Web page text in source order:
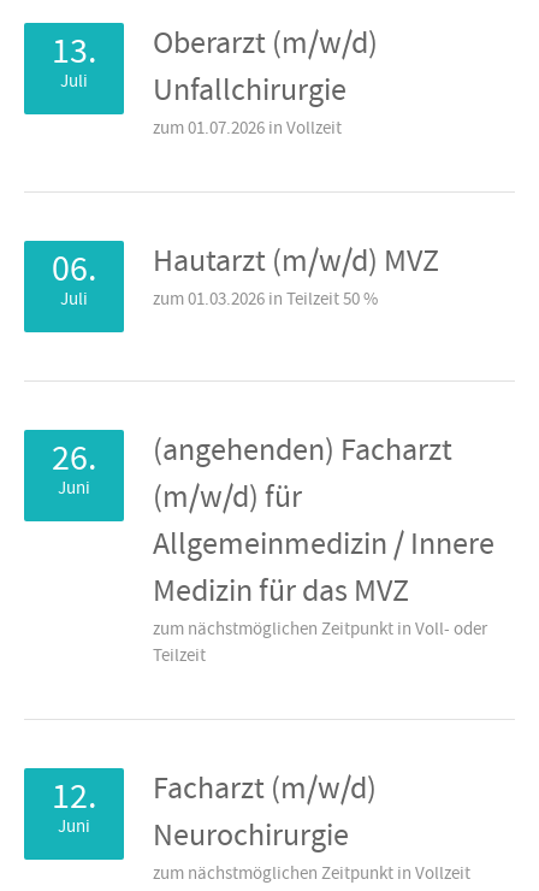
13.
Juli
Oberarzt (m/w/d)
Unfallchirurgie
zum 01.07.2026 in Vollzeit
06.
Juli
Hautarzt (m/w/d) MVZ
zum 01.03.2026 in Teilzeit 50 %
26.
Juni
(angehenden) Facharzt
(m/w/d) für
Allgemeinmedizin / Innere
Medizin für das MVZ
zum nächstmöglichen Zeitpunkt in Voll- oder
Teilzeit
12.
Juni
Facharzt (m/w/d)
Neurochirurgie
zum nächstmöglichen Zeitpunkt in Vollzeit